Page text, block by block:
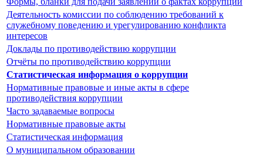
Деятельность комиссии по соблюдению требований к
служебному поведению и урегулированию конфликта
интересов
Доклады по противодействию коррупции
Отчёты по противодействию коррупции
Статистическая информация о коррупции
Нормативные правовые и иные акты в сфере
противодействия коррупции
Часто задаваемые вопросы
Нормативные правовые акты
Статистическая информация
О муниципальном образовании